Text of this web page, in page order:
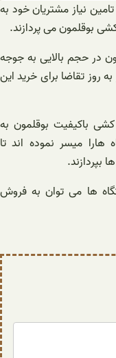
نیاز مشتریان خود به
بوقلمون می پردازند.
در حجم بالایی به جوجه
روز تقاضا برای خرید این
باکیفیت بوقلمون به
میسر نموده اند تا
بپردازند.
ها می توان به فروش